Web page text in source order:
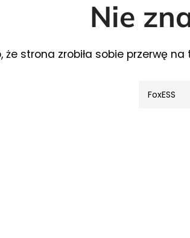
Nie
strona zrobiła sobie przerwę